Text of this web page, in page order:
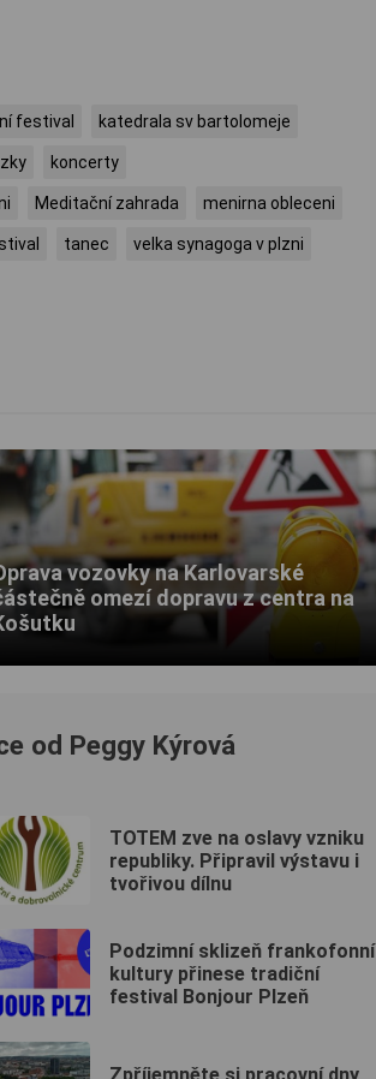
festival katedrala sv bartolomeje
koncerty
Meditační zahrada menirna obleceni
tanec velka synagoga v plzni
vozovky na Karlovarské
omezí dopravu z centra na
od Peggy Kýrová
TOTEM zve na oslavy vzniku
republiky. Připravil výstavu i
tvořivou dílnu
Podzimní sklizeň frankofonní
kultury přinese tradiční
festival Bonjour Plzeň